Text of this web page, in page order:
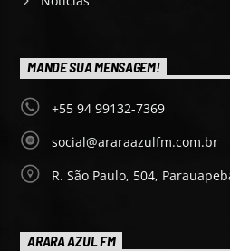
MANDE SUA MENSAGEM!
+55 94 99132-7369
social@araraazulfm.com.br
R. São Paulo, 504,
ARARA AZUL FM